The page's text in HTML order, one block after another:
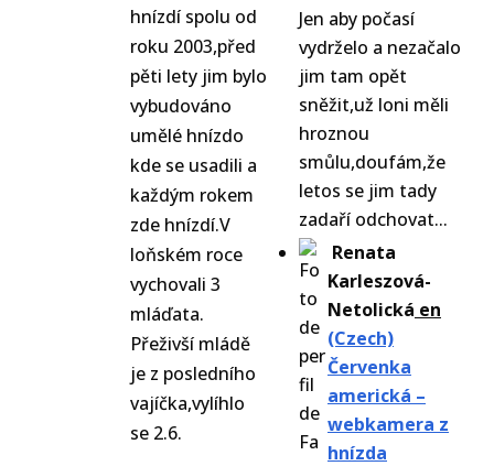
Jen aby počasí
vydrželo a nezačalo
jim tam opět
sněžit,už loni měli
hroznou
smůlu,doufám,že
letos se jim tady
zadaří odchovat...
Renata
Karleszová-
Netolická en
(Czech)
Červenka
americká –
webkamera z
hnízda
hnízdí spolu od
roku 2003,před
pěti lety jim bylo
vybudováno
umělé hnízdo
kde se usadili a
každým rokem
zde hnízdí.V
loňském roce
vychovali 3
mláďata.
Přeživší mládě
je z posledního
vajíčka,vylíhlo
se 2.6.